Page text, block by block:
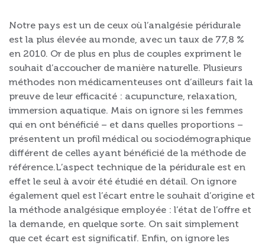
Notre pays est un de ceux où l’analgésie péridurale
est la plus élevée au monde, avec un taux de 77,8 %
en 2010. Or de plus en plus de couples expriment le
souhait d’accoucher de manière naturelle. Plusieurs
méthodes non médicamenteuses ont d’ailleurs fait la
preuve de leur efficacité : acupuncture, relaxation,
immersion aquatique. Mais on ignore si les femmes
qui en ont bénéficié – et dans quelles proportions –
présentent un profil médical ou sociodémographique
différent de celles ayant bénéficié de la méthode de
référence.L’aspect technique de la péridurale est en
effet le seul à avoir été étudié en détail. On ignore
également quel est l’écart entre le souhait d’origine et
la méthode analgésique employée : l’état de l’offre et
la demande, en quelque sorte. On sait simplement
que cet écart est significatif. Enfin, on ignore les